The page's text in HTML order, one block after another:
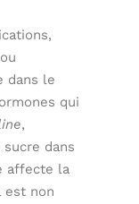
dans le
qui
,
dans
affecte la
est non